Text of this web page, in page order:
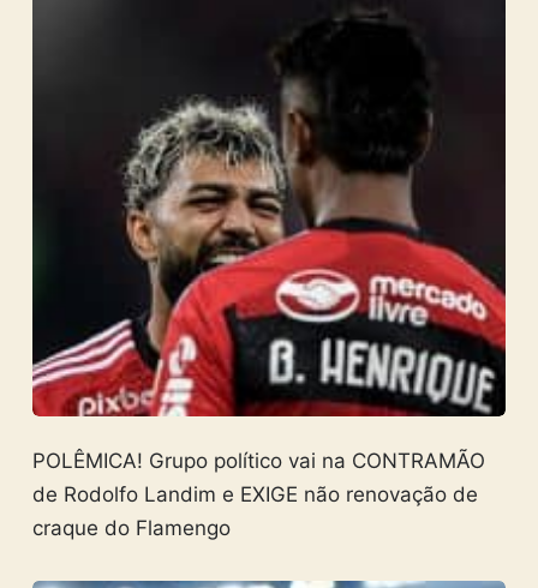
POLÊMICA! Grupo político vai na CONTRAMÃO
de Rodolfo Landim e EXIGE não renovação de
craque do Flamengo